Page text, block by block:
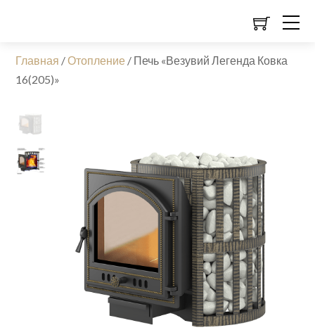
Главная /Отопление / Печь «Везувий Легенда Ковка
16(205)»